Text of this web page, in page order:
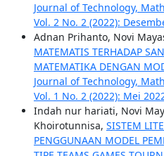
Journal of Technology,
Vol. 2 No. 2 (2022):
Adnan Prihanto, Novi
MATEMATIS TERHADAP
MATEMATIKA DENGAN
Journal of Technology,
Vol. 1 No. 2 (2022): Mei
Indah nur hariati, Novi
Khoirotunnisa, SISTEM
PENGGUNAAN MODEL